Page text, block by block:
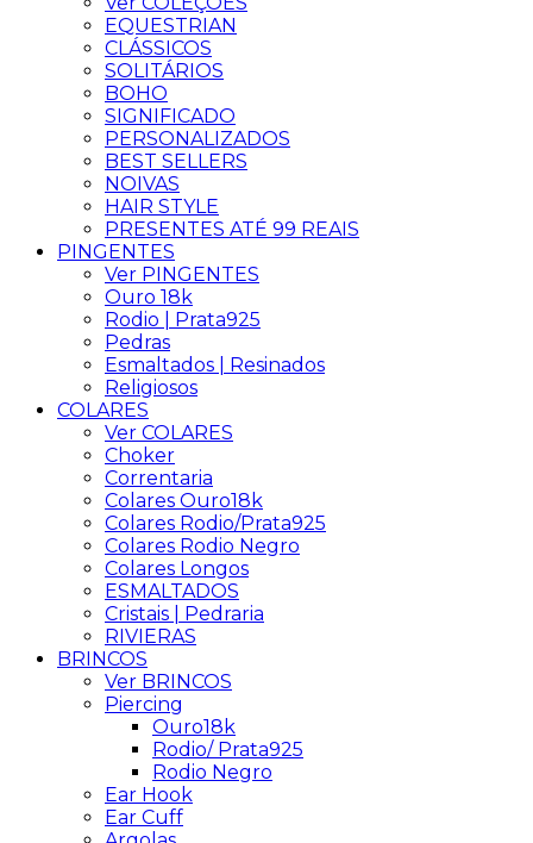
EQUESTRIAN
CLÁSSICOS
SOLITÁRIOS
BOHO
SIGNIFICADO
PERSONALIZADOS
BEST SELLERS
NOIVAS
HAIR STYLE
PRESENTES ATÉ 99 REAIS
PINGENTES
Ver PINGENTES
Ouro 18k
Rodio | Prata925
Pedras
Esmaltados | Resinados
Religiosos
COLARES
Ver COLARES
Choker
Correntaria
Colares Ouro18k
Colares Rodio/Prata925
Colares Rodio Negro
Colares Longos
ESMALTADOS
Cristais | Pedraria
RIVIERAS
BRINCOS
Ver BRINCOS
Piercing
Ouro18k
Rodio/ Prata925
Rodio Negro
Ear Hook
Ear Cuff